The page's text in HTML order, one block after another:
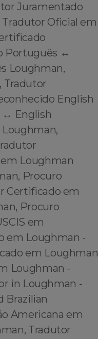
Juramentado
Oficial em
Português ↔️
Loughman,
Tradutor
English
↔️ English
Loughman
Procuro
Certificado em
Procuro
em
em Loughman -
em Loughman
Loughman -
in Loughman -
Brazilian
Americana em
Tradutor